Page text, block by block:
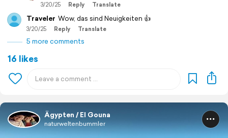
3/20/25 Reply Translate
Traveler Wow, das sind Neuigkeiten 👍
3/20/25 Reply Translate
5 more comments
16 likes
Ägypten / El Gouna
naturweltenbummler